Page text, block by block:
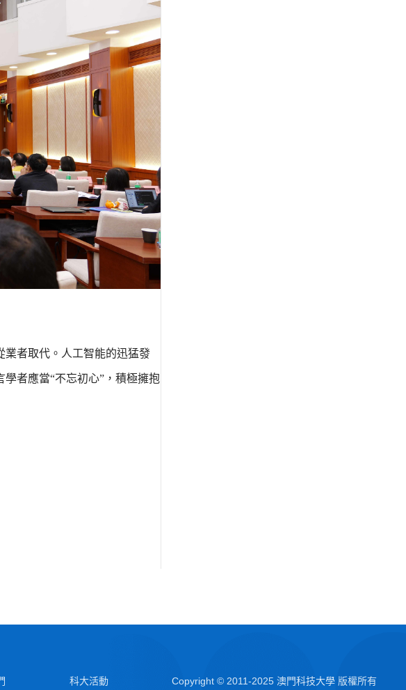
業者取代。人工智能的迅猛發
者應當“不忘初心”，積極擁抱
科大活動 Copyright © 2011-2025 澳門科技大學 版權所有